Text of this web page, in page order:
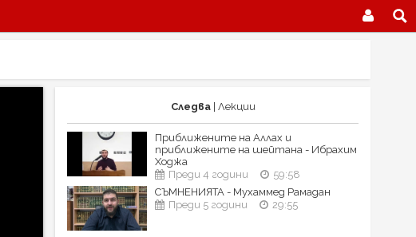
Следва| Лекции
Приближените на Аллах и
приближените на шейтана - Ибрахим
Ходжа
Преди 4 години
59:58
СЪМНЕНИЯТА - Мухаммед Рамадан
Преди 5 години
29:55